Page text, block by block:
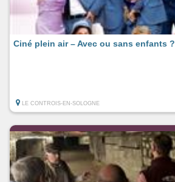
Ciné plein air – Avec ou sans enfants ?
LE CONTROIS-EN-SOLOGNE